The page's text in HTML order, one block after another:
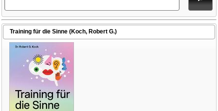
Training für die Sinne (Koch, Robert G.)